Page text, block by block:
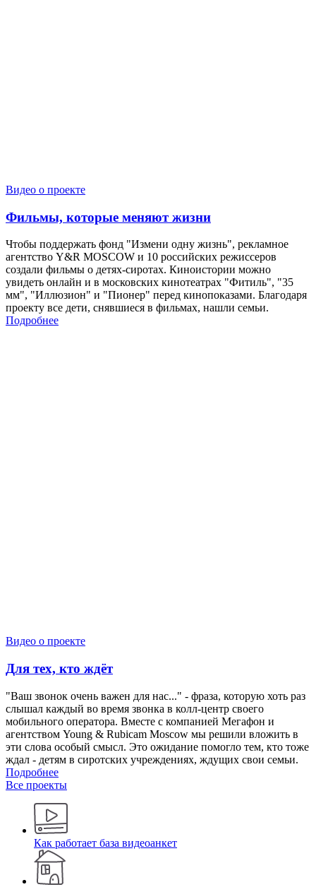
Видео о проекте
Фильмы, которые меняют жизни
Чтобы поддержать фонд "Измени одну жизнь", рекламное
агентство Y&R MOSCOW и 10 российских режиссеров
создали фильмы о детях-сиротах. Киноистории можно
увидеть онлайн и в московских кинотеатрах "Фитиль", "35
мм", "Иллюзион" и "Пионер" перед кинопоказами. Благодаря
проекту все дети, снявшиеся в фильмах, нашли семьи.
Подробнее
Видео о проекте
Для тех, кто ждёт
"Ваш звонок очень важен для нас..." - фраза, которую хоть раз
слышал каждый во время звонка в колл-центр своего
мобильного оператора. Вместе с компанией Мегафон и
агентством Young & Rubicam Moscow мы решили вложить в
эти слова особый смысл. Это ожидание помогло тем, кто тоже
ждал - детям в сиротских учреждениях, ждущих свои семьи.
Подробнее
Все проекты
Как работает база видеоанкет